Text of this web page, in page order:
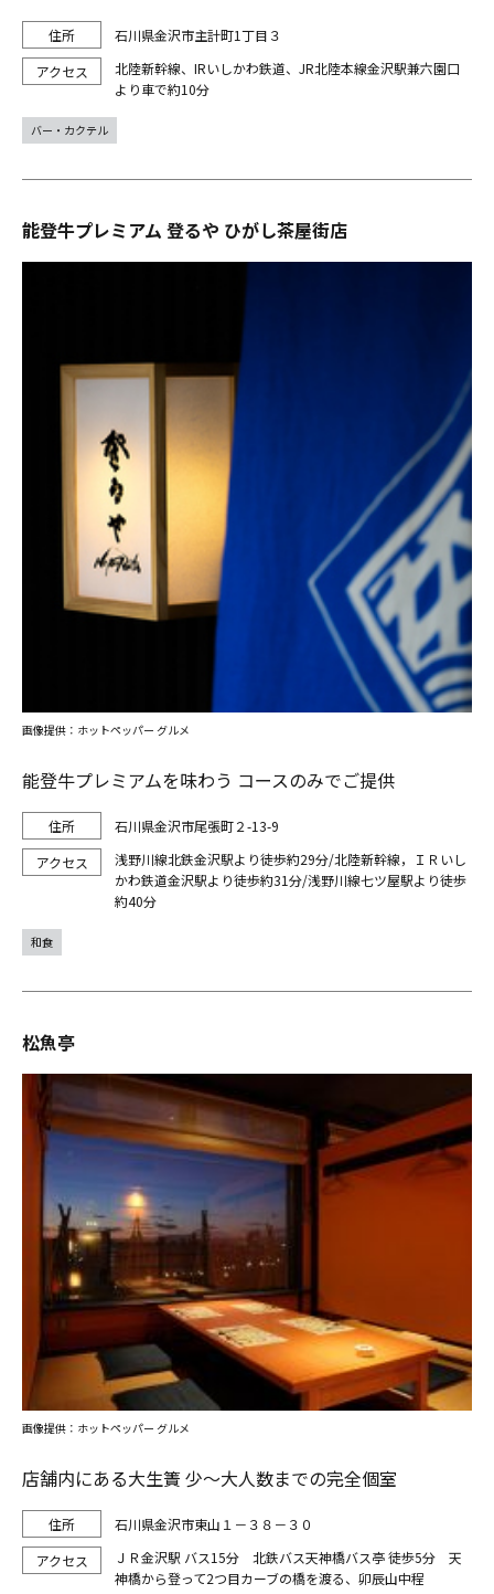
石川県金沢市主計町1丁目３
北陸新幹線、IRいしかわ鉄道、JR北陸本線金沢駅兼六園口
より車で約10分
バー・カクテル
能登牛プレミアム 登るや ひがし茶屋街店
能登牛プレミアムを味わう コースのみでご提供
石川県金沢市尾張町２-13-9
浅野川線北鉄金沢駅より徒歩約29分/北陸新幹線，ＩＲいし
かわ鉄道金沢駅より徒歩約31分/浅野川線七ツ屋駅より徒歩
約40分
画像提供：ホットペッパー グルメ
和食
松魚亭
店舗内にある大生簀 少～大人数までの完全個室
石川県金沢市東山１－３８－３０
ＪＲ金沢駅 バス15分 北鉄バス天神橋バス亭 徒歩5分 天
神橋から登って2つ目カーブの橋を渡る、卯辰山中程
画像提供：ホットペッパー グルメ